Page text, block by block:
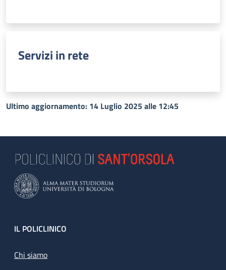
Servizi in rete
Ultimo aggiornamento: 14 Luglio 2025 alle 12:45
Footer
IL POLICLINICO
Chi siamo